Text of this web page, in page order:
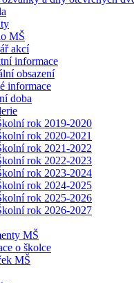
MŠ
akcí
informace
obsazení
informace
doba
rok 2019-2020
rok 2020-2021
rok 2021-2022
rok 2022-2023
rok 2023-2024
rok 2024-2025
rok 2025-2026
rok 2026-2027
MŠ
o školce
MŠ